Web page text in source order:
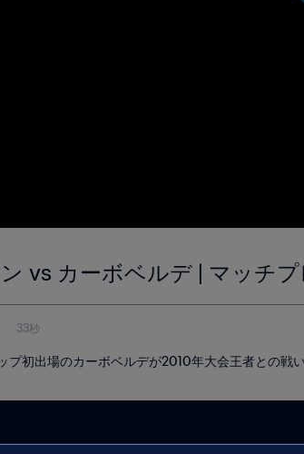
vs カーボベルデ | マッチ
33秒
プ初出場のカーボベルデが2010年大会王者との戦い